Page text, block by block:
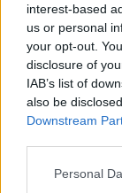
interest-based
us or personal
your opt-out.
disclosure of
IAB’s list of
also be
Downstream
Please note
Personal